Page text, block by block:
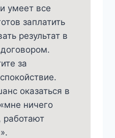
умеет все
заплатить
результат в
за
оказаться в
ничего
работают